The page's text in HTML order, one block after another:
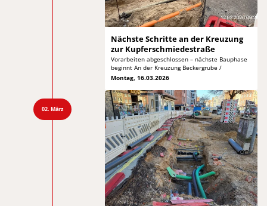
Nächste Schritte an der Kreuzung
zur Kupferschmiedestraße
Vorarbeiten abgeschlossen – nächste Bauphase
beginnt An der Kreuzung Beckergrube /
Montag, 16.03.2026
02. März